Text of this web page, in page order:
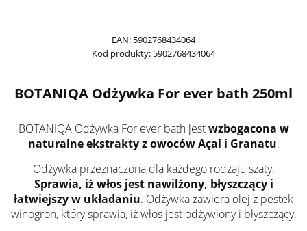
EAN: 5902768434064
Kod produkty: 5902768434064
BOTANIQA Odżywka For ever bath 250ml
BOTANIQA Odżywka For ever bath jestwzbogacona w
naturalne ekstrakty z owoców Açaí i Granatu.
Odżywka przeznaczona dla każdego rodzaju szaty.
Sprawia, iż włos jest nawilżony, błyszczący i
łatwiejszy w układaniu. Odżywka zawiera olej z pestek
winogron, który sprawia, iż włos jest odżywiony i błyszczący.